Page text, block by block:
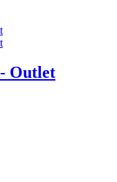
Outlet